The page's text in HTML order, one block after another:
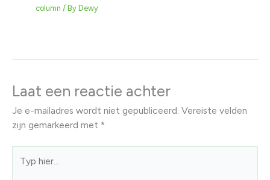
column / By Dewy
Laat een reactie achter
Je e-mailadres wordt niet gepubliceerd. Vereiste velden
zijn gemarkeerd met *
hier...